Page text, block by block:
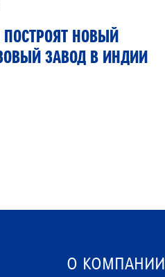
ПОСТРОЯТ НОВЫЙ
ЗАВОД В ИНДИИ
О КОМПАНИИ